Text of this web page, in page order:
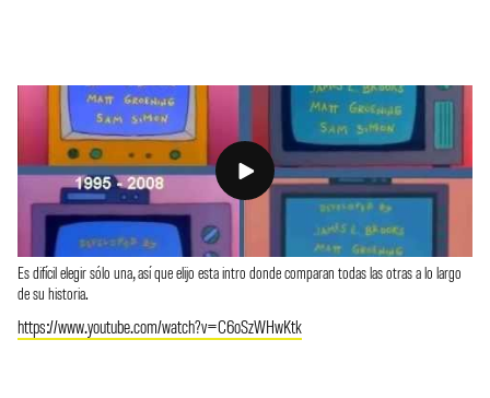
Es difícil elegir sólo una, así que elijo esta intro donde comparan todas las otras a lo largo
de su historia.
https://www.youtube.com/watch?v=C6oSzWHwKtk